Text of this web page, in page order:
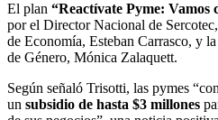
El plan “Reactívate Pyme: Vamos
por el Director Nacional de
de Economía, Esteban Carrasco, y
de Género, Mónica Zalaquett.
Según señaló Trisotti, las pymes
un subsidio de hasta $3 millones